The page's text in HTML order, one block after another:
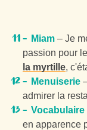
Miam – Je
passion pour
la myrtille,
Menuiserie
admirer la
Vocabulaire
en apparence